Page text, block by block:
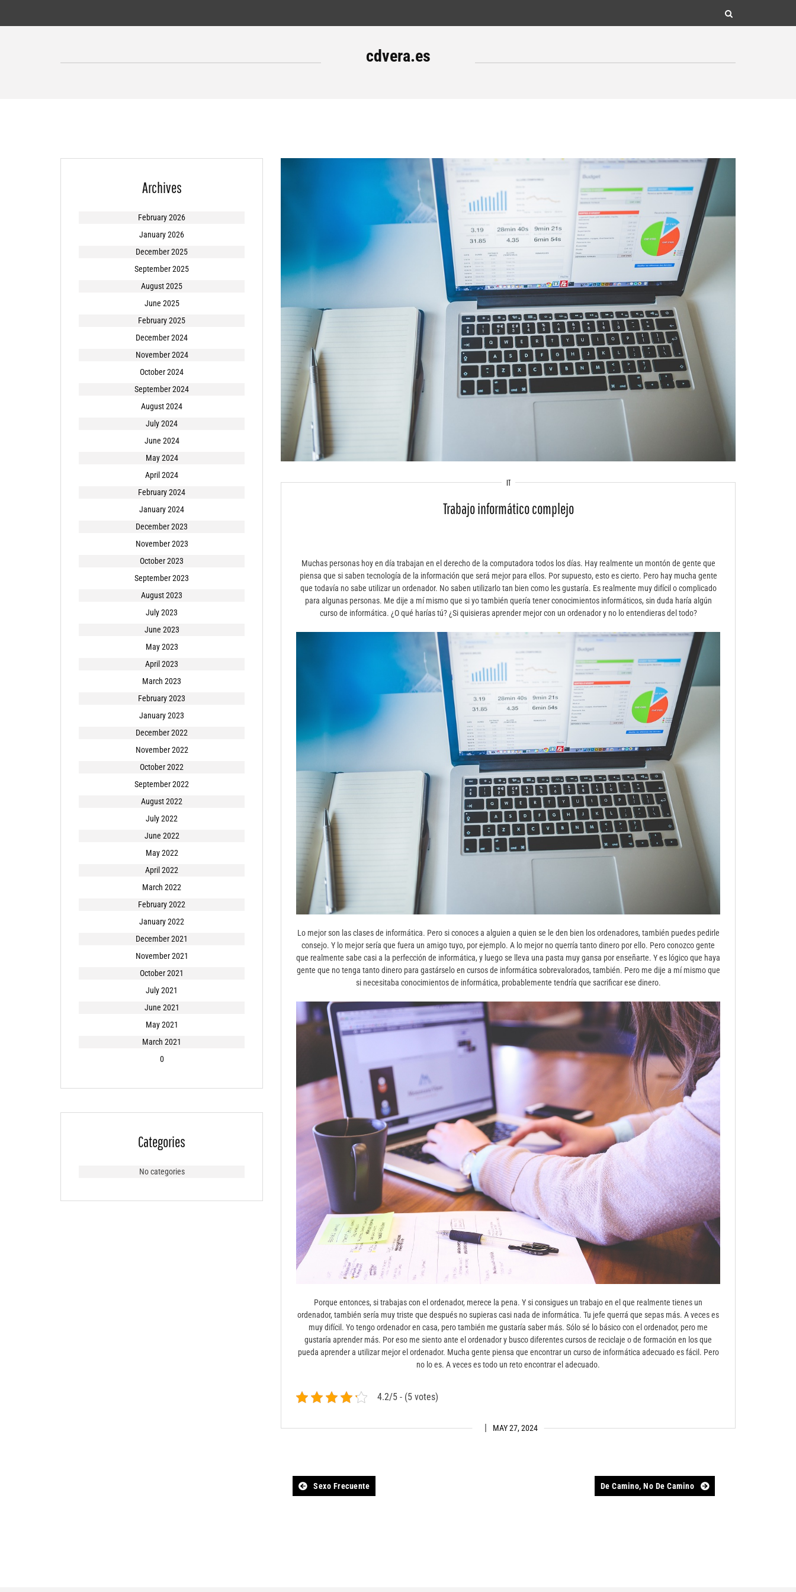
cdvera.es
IT
Trabajo informático complejo
MAY 27, 2024
Muchas personas hoy en día trabajan en el derecho de la computadora todos los días. Hay realmente un montón de gente que
piensa que si saben tecnología de la información que será mejor para ellos. Por supuesto, esto es cierto. Pero hay mucha gente
que todavía no sabe utilizar un ordenador. No saben utilizarlo tan bien como les gustaría. Es realmente muy difícil o complicado
para algunas personas. Me dije a mí mismo que si yo también quería tener conocimientos informáticos, sin duda haría algún
curso de informática. ¿O qué harías tú? ¿Si quisieras aprender mejor con un ordenador y no lo entendieras del todo?
Lo mejor son las clases de informática. Pero si conoces a alguien a quien se le den bien los ordenadores, también puedes pedirle
consejo. Y lo mejor sería que fuera un amigo tuyo, por ejemplo. A lo mejor no querría tanto dinero por ello. Pero conozco gente
que realmente sabe casi a la perfección de informática, y luego se lleva una pasta muy gansa por enseñarte. Y es lógico que haya
gente que no tenga tanto dinero para gastárselo en cursos de informática sobrevalorados, también. Pero me dije a mí mismo que
si necesitaba conocimientos de informática, probablemente tendría que sacrificar ese dinero.
Porque entonces, si trabajas con el ordenador, merece la pena. Y si consigues un trabajo en el que realmente tienes un
ordenador, también sería muy triste que después no supieras casi nada de informática. Tu jefe querrá que sepas más. A veces es
muy difícil. Yo tengo ordenador en casa, pero también me gustaría saber más. Sólo sé lo básico con el ordenador, pero me
gustaría aprender más. Por eso me siento ante el ordenador y busco diferentes cursos de reciclaje o de formación en los que
pueda aprender a utilizar mejor el ordenador. Mucha gente piensa que encontrar un curso de informática adecuado es fácil. Pero
no lo es. A veces es todo un reto encontrar el adecuado.
4.2/5 - (5 votes)
PostSexo Frecuente De Camino, No De Camino
Archives
February 2026
January 2026
December 2025
September 2025
August 2025
June 2025
February 2025
December 2024
November 2024
October 2024
September 2024
August 2024
July 2024
June 2024
May 2024
April 2024
February 2024
January 2024
December 2023
November 2023
October 2023
September 2023
August 2023
July 2023
June 2023
May 2023
April 2023
March 2023
February 2023
January 2023
December 2022
November 2022
October 2022
September 2022
August 2022
July 2022
June 2022
May 2022
April 2022
March 2022
February 2022
January 2022
December 2021
November 2021
October 2021
July 2021
June 2021
May 2021
March 2021
0
Categories
No categories